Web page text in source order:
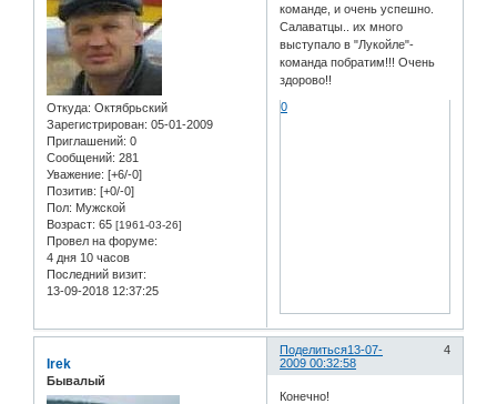
Откуда: Октябрьский
Зарегистрирован: 05-01-2009
Приглашений: 0
Сообщений: 281
Уважение: [+6/-0]
Позитив: [+0/-0]
Пол: Мужской
Возраст: 65 [1961-03-26]
Провел на форуме:
4 дня 10 часов
Последний визит:
13-09-2018 12:37:25
команде, и очень успешно.
Салаватцы.. их много
выступало в "Лукойле"-
команда побратим!!! Очень
здорово!!
0
Поделиться 4
13-07-
2009 00:32:58
Irek
Бывалый
Конечно!